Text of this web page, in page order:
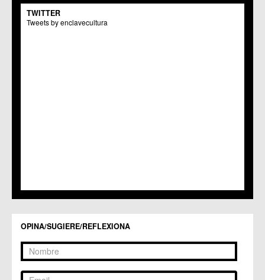
C.M. El Carmen
Centros Culturales
C.C. Puertas de Castilla
C.C. Zarandona
TWITTER
Tweets by enclavecultura
OPINA/SUGIERE/REFLEXIONA